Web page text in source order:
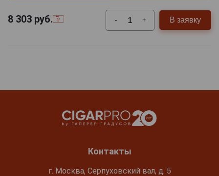
8 303 руб. - + В заявку
Контакты
г. Москва, Серпуховский вал, д. 5